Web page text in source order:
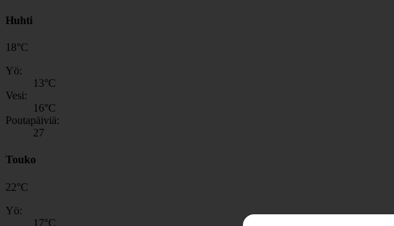
Huhti
18°C
Yö:
13°C
Vesi:
16°C
Poutapäiviä:
27
Touko
22°C
Yö:
17°C